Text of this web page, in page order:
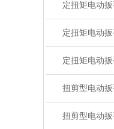
定扭矩电动扳
定扭矩电动扳
定扭矩电动扳
扭剪型电动扳
扭剪型电动扳